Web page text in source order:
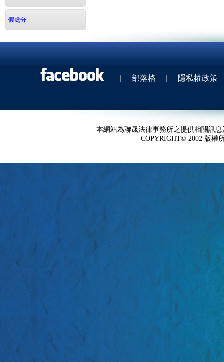
假處分
| 部落格 | 隱私權政策
本網站為聯晟法律事務所之提供相關訊
COPYRIGHT© 2002 版權